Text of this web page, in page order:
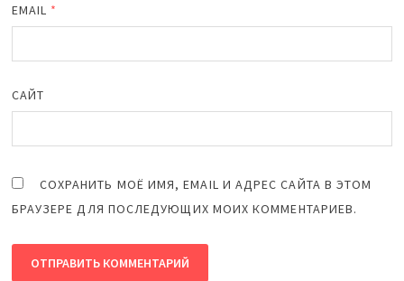
EMAIL *
САЙТ
СОХРАНИТЬ МОЁ ИМЯ, EMAIL И АДРЕС САЙТА В ЭТОМ
БРАУЗЕРЕ ДЛЯ ПОСЛЕДУЮЩИХ МОИХ КОММЕНТАРИЕВ.